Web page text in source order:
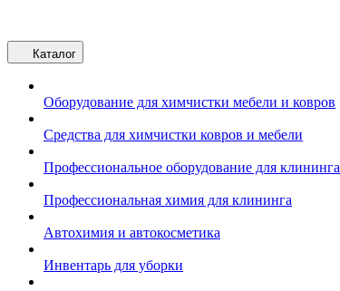
Каталог
Оборудование для химчистки мебели и ковров
Средства для химчистки ковров и мебели
Профессиональное оборудование для клининга
Профессиональная химия для клининга
Автохимия и автокосметика
Инвентарь для уборки